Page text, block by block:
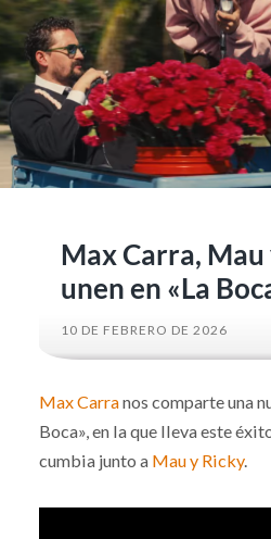
Max Carra, Mau
unen en «La
10 DE FEBRERO DE 2026
Max Carranos comparte una
Boca», en la que lleva este
cumbia junto a Mau y Ricky.